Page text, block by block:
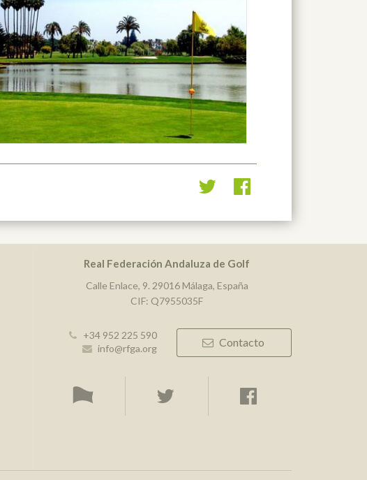
Real Federación Andaluza de Golf
Calle Enlace, 9. 29016 Málaga, España
CIF: Q7955035F
+34 952 225 590
info@rfga.org
Contacto